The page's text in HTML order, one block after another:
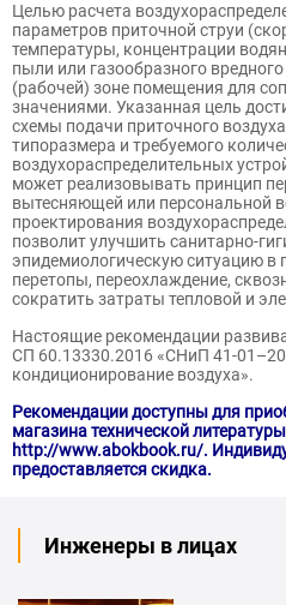
Целью расчета
параметров приточной струи
температуры, концентрации
пыли или газообразного
(рабочей) зоне помещения для
значениями. Указанная цель
схемы подачи приточного
типоразмера и требуемого
воздухораспределительных
может реализовывать принцип
вытесняющей или персональной
проектирования
позволит улучшить санитарно-
эпидемиологическую ситуацию в
перетопы, переохлаждение,
сократить затраты тепловой и
Настоящие рекомендации
СП 60.13330.2016 «СНиП 41-
кондиционирование воздуха».
Рекомендации доступны для
магазина технической
http://www.abokbook.ru/.
предоставляется скидка.
Инженеры в лицах